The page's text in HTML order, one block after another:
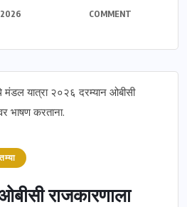
2026
COMMENT
राजकारणाला